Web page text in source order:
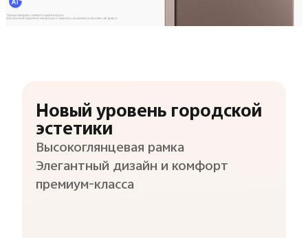
Новый уровень городской
эстетики
Высокоглянцевая рамка
Элегантный дизайн и комфорт
премиум-класса